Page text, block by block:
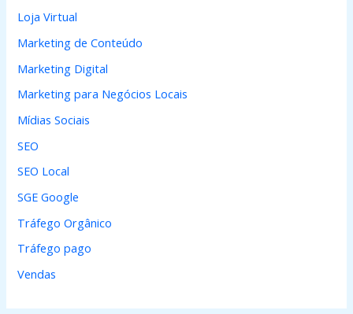
Loja Virtual
Marketing de Conteúdo
Marketing Digital
Marketing para Negócios Locais
Mídias Sociais
SEO
SEO Local
SGE Google
Tráfego Orgânico
Tráfego pago
Vendas